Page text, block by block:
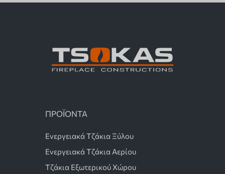
ΠΡΟΪΟΝΤΑ
Ενεργειακά Τζάκια Ξύλου
Ενεργειακά Τζάκια Αερίου
Τζάκια Εξωτερικού Χώρου